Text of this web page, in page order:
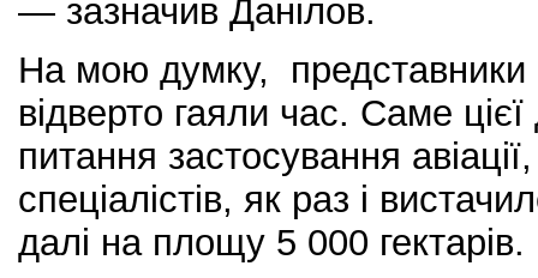
— зазначив Данілов.
На мою думку, представники
відверто гаяли час. Саме
питання застосування
спеціалістів, як раз і
далі на площу 5 000 гектарів.